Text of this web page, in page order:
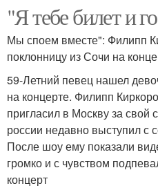
"Я тебе билет и
Мы споем вместе": Филипп
поклонницу из Сочи на
59-Летний певец нашел
на концерте. Филипп
пригласил в Москву за свой
россии недавно выступил с
После шоу ему показали
громко и с чувством
концерт